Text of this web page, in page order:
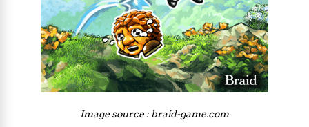
Image source : braid-game.com